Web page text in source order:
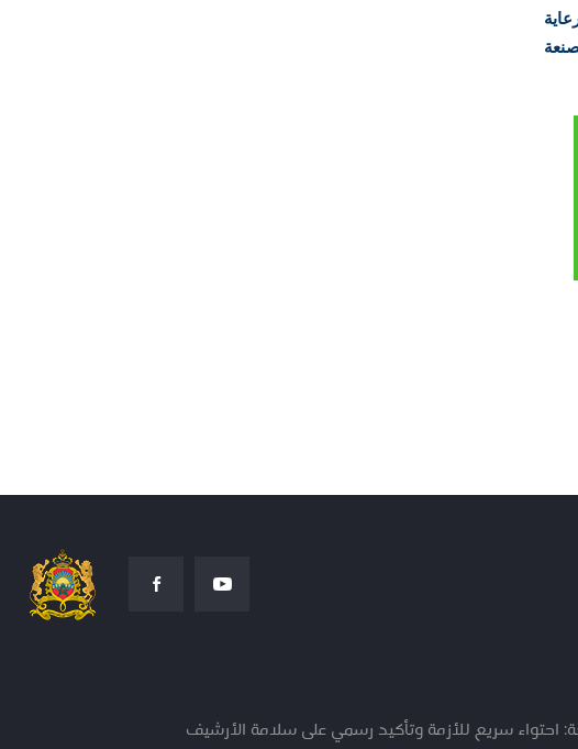
احتواء سريع للأزمة وتأكيد رسمي على سلامة الأرشيف